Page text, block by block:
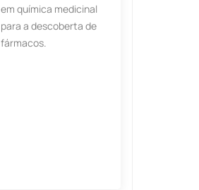
em química medicinal
para a descoberta de
fármacos.